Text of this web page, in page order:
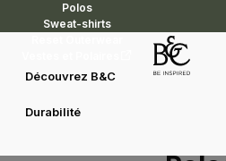
Polos
Sweat-shirts
Découvrez B&C
Durabilité